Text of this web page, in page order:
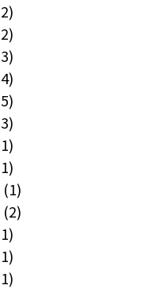
(1)
(2)